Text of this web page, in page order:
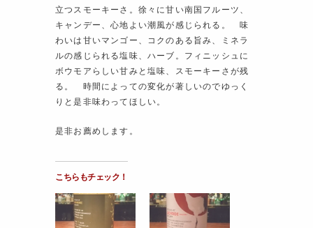
立つスモーキーさ。徐々に甘い南国フルーツ、
キャンデー、心地よい潮風が感じられる。 味
わいは甘いマンゴー、コクのある旨み、ミネラ
ルの感じられる塩味、ハーブ。フィニッシュに
ボウモアらしい甘みと塩味、スモーキーさが残
る。 時間によっての変化が著しいのでゆっく
りと是非味わってほしい。
是非お薦めします。
こちらもチェック！